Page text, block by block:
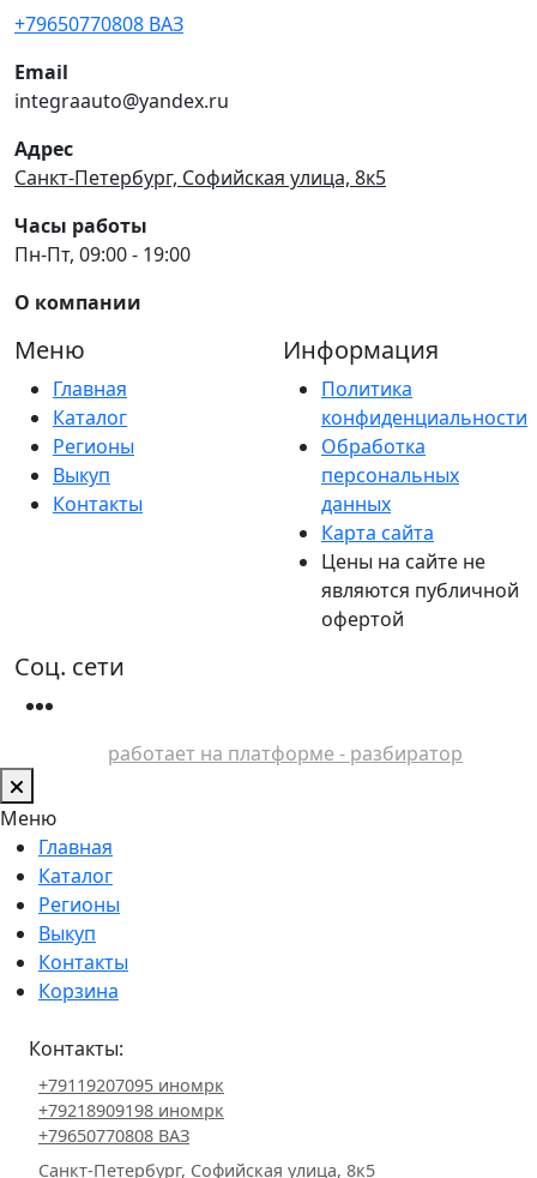
+79650770808 ВАЗ
Email
integraauto@yandex.ru
Адрес
Санкт-Петербург, Софийская улица, 8к5
Часы работы
Пн-Пт, 09:00 - 19:00
О компании
Меню
Главная
Каталог
Регионы
Выкуп
Контакты
Информация
Политика
конфиденциальности
Обработка
персональных
данных
Карта сайта
Цены на сайте не
являются публичной
офертой
Соц. сети
работает на платформе - разбиратор
Меню
Главная
Каталог
Регионы
Выкуп
Контакты
Корзина
Контакты:
+79119207095 иномрк
+79218909198 иномрк
+79650770808 ВАЗ
Санкт-Петербург, Софийская улица, 8к5